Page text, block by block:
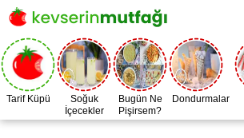
Tarif Küpü
Soğuk
İçecekler
Bugün Ne
Pişirsem?
Dondurmalar